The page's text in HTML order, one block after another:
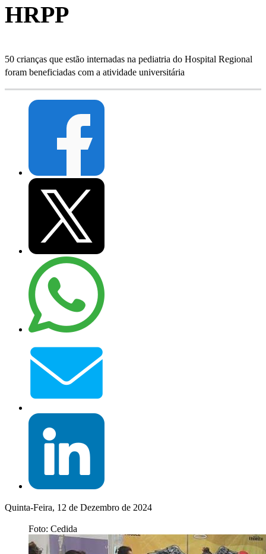
HRPP
50 crianças que estão internadas na pediatria do Hospital Regional
foram beneficiadas com a atividade universitária
Quinta-Feira, 12 de Dezembro de 2024
Foto: Cedida